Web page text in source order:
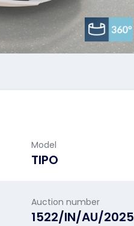
Model
TIPO
Auction number
1522/IN/AU/2025